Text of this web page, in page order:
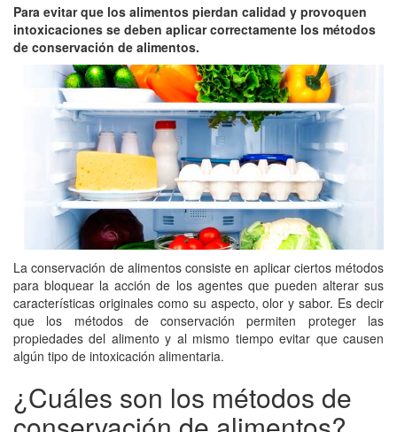
Para evitar que los alimentos pierdan calidad y provoquen
intoxicaciones se deben aplicar correctamente los métodos
de conservación de alimentos.
La conservación de alimentos consiste en aplicar ciertos métodos
para bloquear la acción de los agentes que pueden alterar sus
características originales como su aspecto, olor y sabor. Es decir
que los métodos de conservación permiten proteger las
propiedades del alimento y al mismo tiempo evitar que causen
algún tipo de intoxicación alimentaria.
¿Cuáles son los métodos de